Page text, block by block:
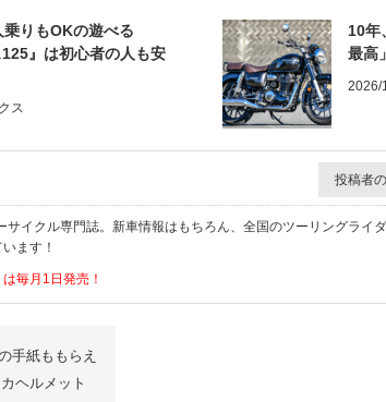
りもOKの遊べる
』は初心者の人も安
ス
10年
最高
2026/
投稿者
サイクル専門誌。新車情報はもちろん、全国のツーリングライ
ます！
毎月1日発売！
手紙ももらえ
ヘルメット